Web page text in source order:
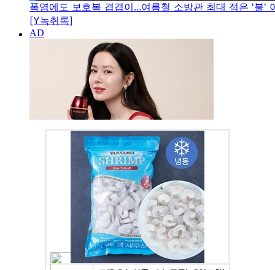
폭염에도 보호복 겹겹이...여름철 소방관 최대 적은 '불'
[Y녹취록]